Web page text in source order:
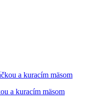
a kuracím mäsom